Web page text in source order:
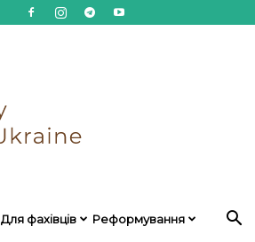
Для фахівців Реформування